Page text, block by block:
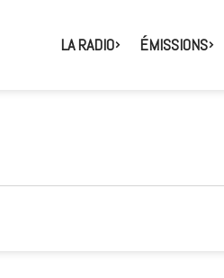
LA RADIO ÉMISSIONS